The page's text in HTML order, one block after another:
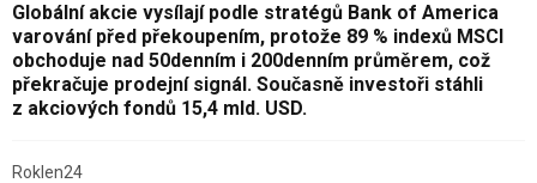
Globální akcie vysílají podle stratégů Bank of America
varování před překoupením, protože 89 % indexů MSCI
obchoduje nad 50denním i 200denním průměrem, což
překračuje prodejní signál. Současně investoři stáhli
z akciových fondů 15,4 mld. USD.
Roklen24